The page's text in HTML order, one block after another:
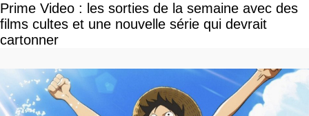
Prime Video : les sorties de la semaine avec des
films cultes et une nouvelle série qui devrait
cartonner